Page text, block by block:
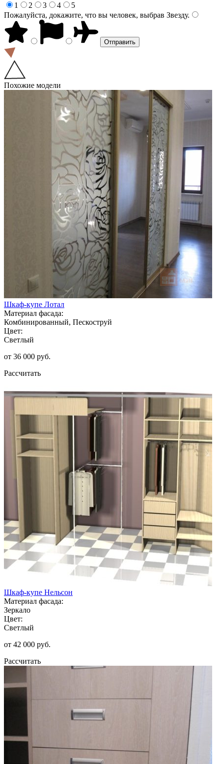
1
2 3 4
5
Пожалуйста, докажите, что вы человек, выбрав Звезду.
Похожие модели
Шкаф-купе Лотал
Материал фасада:
Комбинированный, Пескоструй
Цвет:
Светлый
от 36 000 руб.
Рассчитать
Шкаф-купе Нельсон
Материал фасада:
Зеркало
Цвет:
Светлый
от 42 000 руб.
Рассчитать